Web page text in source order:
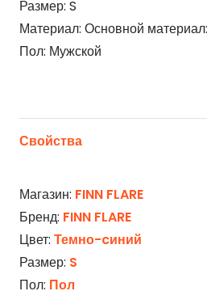
Размер: S
Материал: Основной
Пол: Мужской
Свойства
Магазин: FINN FLARE
Бренд: FINN FLARE
Цвет: Темно-cиний
Размер: S
Пол: Пол